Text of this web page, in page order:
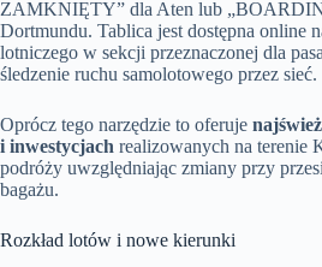
ZAMKNIĘTY” dla Aten lub
Dortmundu. Tablica jest dostępna online
lotniczego w sekcji przeznaczonej dla
śledzenie ruchu samolotowego przez sieć.
Oprócz tego narzędzie to oferuje
i inwestycjach realizowanych na terenie
podróży uwzględniając zmiany przy
bagażu.
Rozkład lotów i nowe kierunki